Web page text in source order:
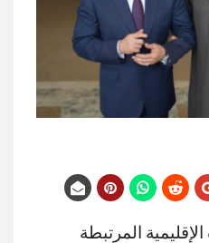
المرتبطة